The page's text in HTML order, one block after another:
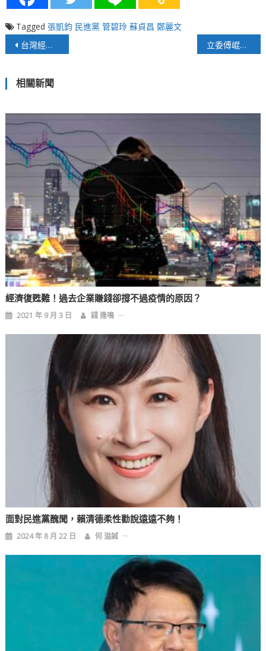
Tagged 張凱鈞 民進黨 管碧玲 蘇貞昌 鄭麗文
文
導
覽
台灣經濟殊死戰！環保碳權國際論壇 立委傅崐萁：圓規颱風農委會勘災、警戒像做賊、慢半拍
相關新聞
經濟復甦難！過去企業賺錢卻撐不過疫情的原因？
2021 年 9 月 3 日 錢 逢鳴
面對民進黨醜聞，賴清德柔性勸說遠遠不夠！
2024 年 8 月 22 日 何 溢誠